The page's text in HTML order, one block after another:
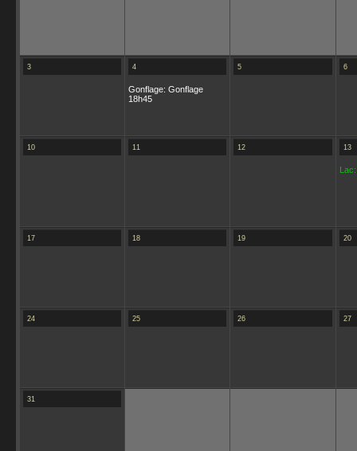
3 4
Gonflage: Gonflage
18h45
5 6
10 11 12 13
17 18 19 20
24 25 26 27
31